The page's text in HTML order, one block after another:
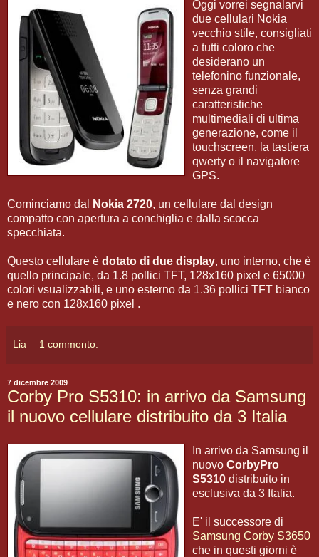
Oggi vorrei segnalarvi
due cellulari Nokia
vecchio stile, consigliati
a tutti coloro che
desiderano un
telefonino funzionale,
senza grandi
caratteristiche
multimediali di ultima
generazione, come il
touchscreen, la tastiera
qwerty o il navigatore
GPS.
Cominciamo dal Nokia 2720, un cellulare dal design
compatto con apertura a conchiglia e dalla scocca
specchiata.
Questo cellulare è dotato di due display, uno interno, che è
quello principale, da 1.8 pollici TFT, 128x160 pixel e 65000
colori vsualizzabili, e uno esterno da 1.36 pollici TFT bianco
e nero con 128x160 pixel .
Lia 1 commento:
7 dicembre 2009
Corby Pro S5310: in arrivo da Samsung
il nuovo cellulare distribuito da 3 Italia
In arrivo da Samsung il
nuovo CorbyPro
S5310 distribuito in
esclusiva da 3 Italia.
E' il successore di
Samsung Corby S3650
che in questi giorni è